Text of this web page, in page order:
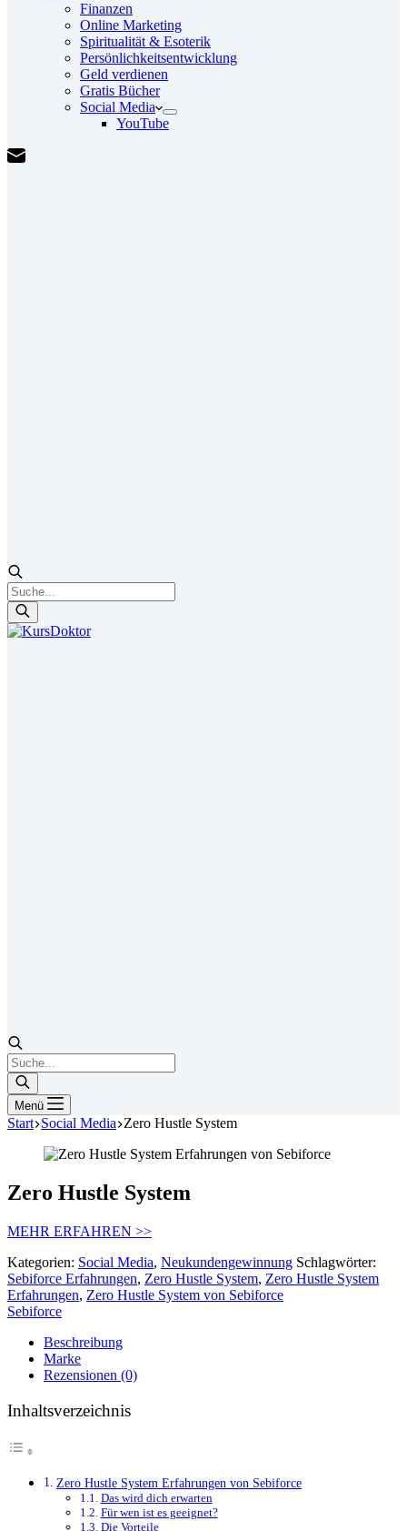
Finanzen
Online Marketing
Spiritualität & Esoterik
Persönlichkeitsentwicklung
Geld verdienen
Gratis Bücher
Social Media
YouTube
Products
search
Products
search
Menü
Start Social Media Zero Hustle System
Zero Hustle System
MEHR ERFAHREN >>
Kategorien: Social Media, Neukundengewinnung Schlagwörter:
Sebiforce Erfahrungen, Zero Hustle System, Zero Hustle System
Erfahrungen, Zero Hustle System von Sebiforce
Sebiforce
Beschreibung
Marke
Rezensionen (0)
Inhaltsverzeichnis
Zero Hustle System Erfahrungen von Sebiforce
Das wird dich erwarten
Für wen ist es geeignet?
Die Vorteile